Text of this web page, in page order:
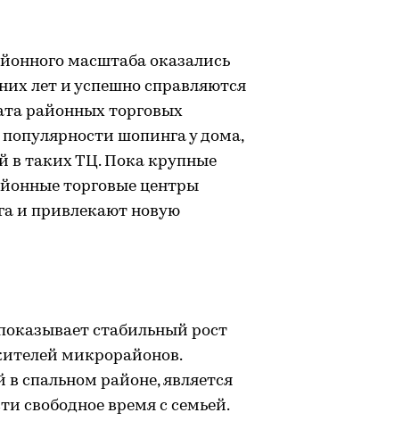
масштаба оказались
лет и успешно справляются
районных торговых
шопинга у дома,
в таких ТЦ. Пока крупные
торговые центры
и привлекают новую
стабильный рост
микрорайонов.
спальном районе, является
свободное время с семьей.